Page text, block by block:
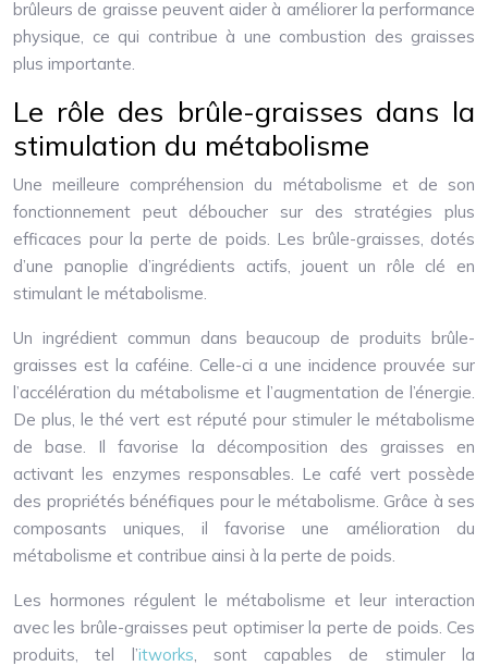
brûleurs de graisse peuvent aider à améliorer la performance
physique, ce qui contribue à une combustion des graisses
plus importante.
Le rôle des brûle-graisses dans la
stimulation du métabolisme
Une meilleure compréhension du métabolisme et de son
fonctionnement peut déboucher sur des stratégies plus
efficaces pour la perte de poids. Les brûle-graisses, dotés
d’une panoplie d’ingrédients actifs, jouent un rôle clé en
stimulant le métabolisme.
Un ingrédient commun dans beaucoup de produits brûle-
graisses est la caféine. Celle-ci a une incidence prouvée sur
l’accélération du métabolisme et l’augmentation de l’énergie.
De plus, le thé vert est réputé pour stimuler le métabolisme
de base. Il favorise la décomposition des graisses en
activant les enzymes responsables. Le café vert possède
des propriétés bénéfiques pour le métabolisme. Grâce à ses
composants uniques, il favorise une amélioration du
métabolisme et contribue ainsi à la perte de poids.
Les hormones régulent le métabolisme et leur interaction
avec les brûle-graisses peut optimiser la perte de poids. Ces
produits, tel l’itworks, sont capables de stimuler la